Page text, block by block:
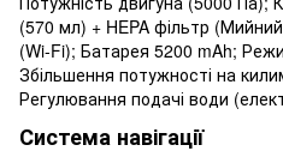
(570 мл) + HEPA фільтр
(Wi-Fi); Батарея 5200 mAh;
Збільшення потужності на
Регулювання подачі води
Система навігації